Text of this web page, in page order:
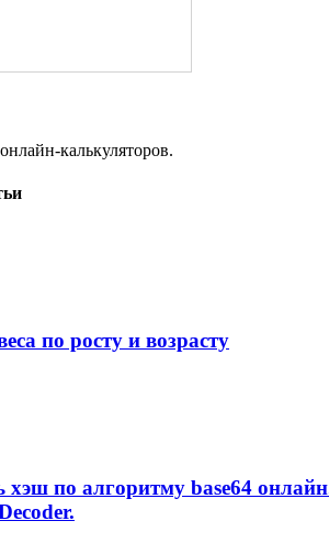
калькуляторов.
по росту и возрасту
по алгоритму base64